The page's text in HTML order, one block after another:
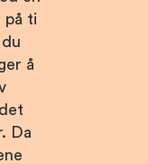
på ti
å
Da